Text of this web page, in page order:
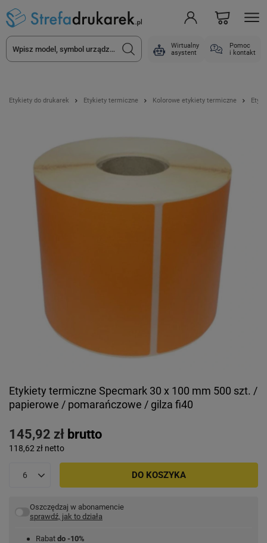
Wirtualny
asystent
Pomoc
i kontakt
Etykiety do drukarek Etykiety termiczne Kolorowe etykiety termiczne
Etykiety termiczne Specmark 30 x 100 mm 500 szt. /
papierowe / pomarańczowe / gilza fi40
145,92 zł brutto
118,62 zł netto
DO KOSZYKA
Oszczędzaj w abonamencie
sprawdź, jak to działa
Rabat do -10%